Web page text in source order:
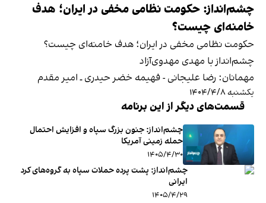
چشم‌انداز: حکومت نظامی مخفی در ایران؛ هدف
خامنه‌ای چیست؟
حکومت نظامی مخفی در ایران؛ هدف خامنه‌ای چیست؟
چشم‌انداز با مهدی مهدوی‌آزاد
مهمانان: رضا علیجانی - فهیمه خضر حیدری ـ امیر مقدم
یکشنبه ۱۴۰۴/۴/۸
قسمت‌های دیگر از این برنامه
چشم‌انداز: جنون بزرگ سپاه و افزایش احتمال
حمله زمینی آمریکا
۱۴۰۵/۴/۳۰
چشم‌انداز: پشت پرده حملات سپاه به گروه‌های کرد
ایرانی
۱۴۰۵/۴/۲۹